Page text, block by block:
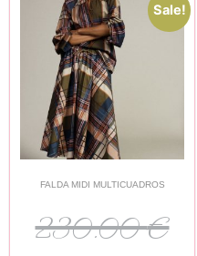
Sale!
FALDA MIDI MULTICUADROS
230.00€